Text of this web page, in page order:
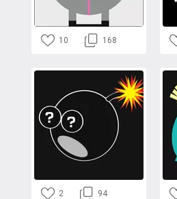
10 168
2 94